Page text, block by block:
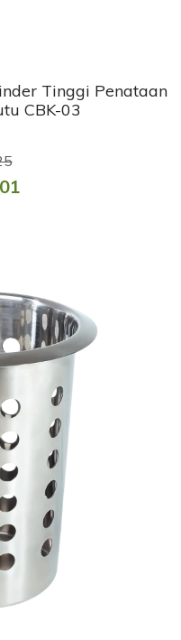
Tinggi Penataan
CBK-03